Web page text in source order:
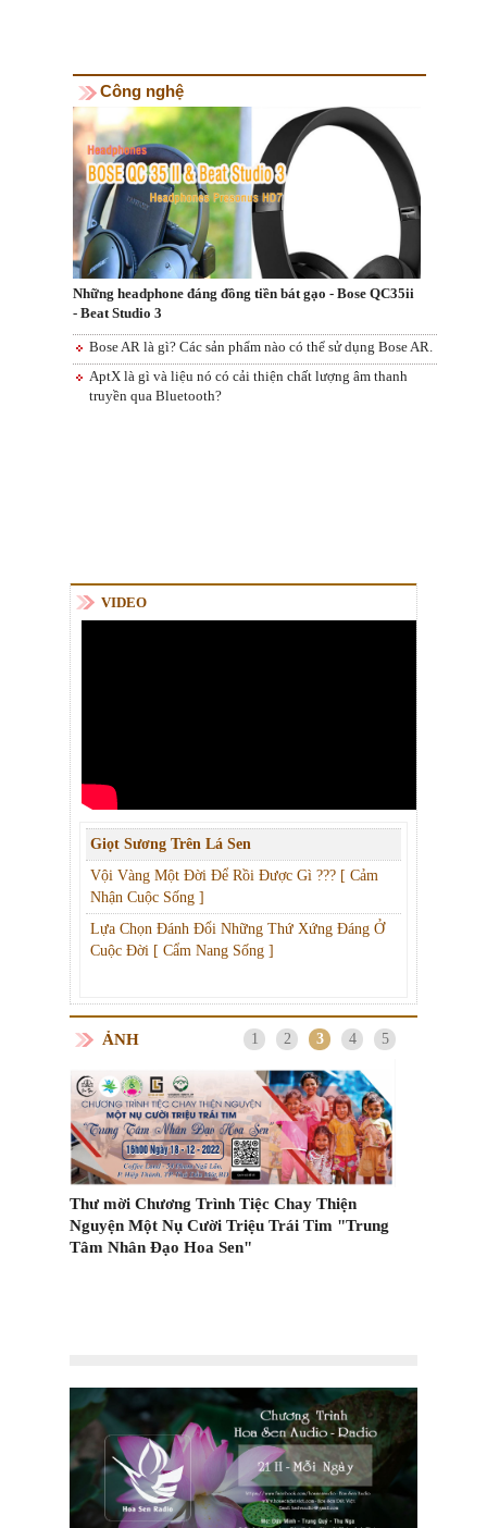
Công nghệ
Những headphone đáng đồng tiền bát gạo - Bose QC35ii
- Beat Studio 3
Bose AR là gì? Các sản phẩm nào có thể sử dụng Bose AR.
AptX là gì và liệu nó có cải thiện chất lượng âm thanh
truyền qua Bluetooth?
VIDEO
Giọt Sương Trên Lá Sen
Vội Vàng Một Đời Để Rồi Được Gì ??? [ Cảm
Nhận Cuộc Sống ]
Lựa Chọn Đánh Đổi Những Thứ Xứng Đáng Ở
Cuộc Đời [ Cẩm Nang Sống ]
ẢNH
Thư mời Chương Trình Tiệc Chay Thiện
Nguyện Một Nụ Cười Triệu Trái Tim "Trung
Tâm Nhân Đạo Hoa Sen"
1 2 3 4 5